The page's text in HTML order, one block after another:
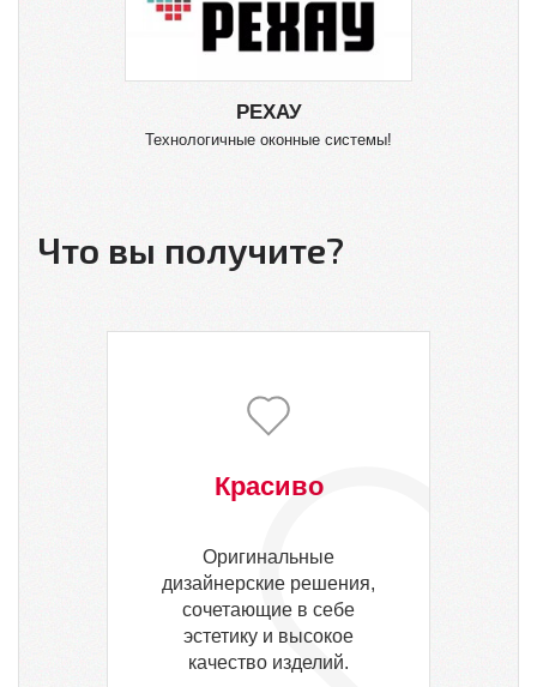
РЕХАУ
Технологичные оконные системы!
Что вы получите?
Красиво
Оригинальные
дизайнерские решения,
сочетающие в себе
эстетику и высокое
качество изделий.